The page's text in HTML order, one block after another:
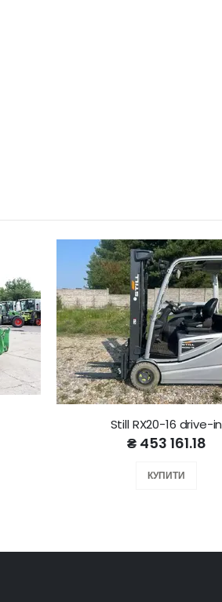
Still RX20-16 drive-in
₴ 453 161.18
КУПИТИ